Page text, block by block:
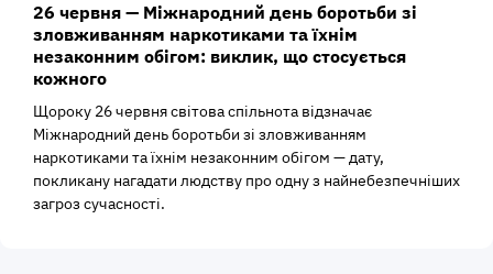
26 червня — Міжнародний день боротьби зі
зловживанням наркотиками та їхнім
незаконним обігом: виклик, що стосується
кожного
Щороку 26 червня світова спільнота відзначає
Міжнародний день боротьби зі зловживанням
наркотиками та їхнім незаконним обігом — дату,
покликану нагадати людству про одну з найнебезпечніших
загроз сучасності.